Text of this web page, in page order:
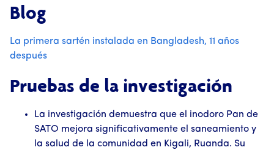
Blog
La primera sartén instalada en Bangladesh, 11 años
después
Pruebas de la investigación
La investigación demuestra que el inodoro Pan de
SATO mejora significativamente el saneamiento y
la salud de la comunidad en Kigali, Ruanda. Su